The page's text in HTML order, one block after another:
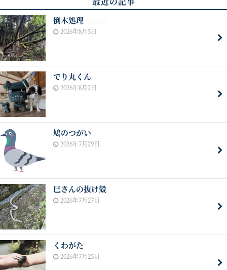
倒木処理
2026年8月5日
でり丸くん
2026年8月2日
鳩のつがい
2026年7月29日
巳さんの抜け殻
2026年7月27日
くわがた
2026年7月25日